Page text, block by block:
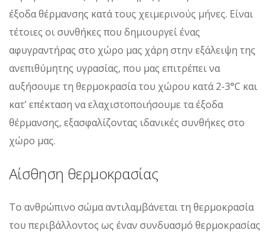
έξοδα θέρμανσης κατά τους χειμερινούς μήνες. Είναι
τέτοιες οι συνθήκες που δημιουργεί ένας
αφυγραντήρας στο χώρο μας χάρη στην εξάλειψη της
ανεπιθύμητης υγρασίας, που μας επιτρέπει να
αυξήσουμε τη θερμοκρασία του χώρου κατά 2-3°C και
κατ’ επέκταση να ελαχιστοποιήσουμε τα έξοδα
θέρμανσης, εξασφαλίζοντας ιδανικές συνθήκες στο
χώρο μας.
Αίσθηση θερμοκρασίας
Το ανθρώπινο σώμα αντιλαμβάνεται τη θερμοκρασία
του περιβάλλοντος ως έναν συνδυασμό θερμοκρασίας